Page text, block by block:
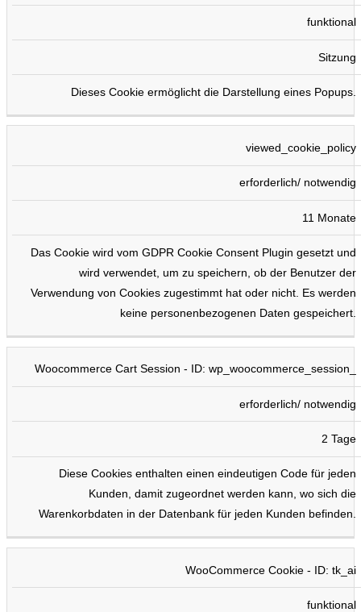
funktional
Sitzung
Dieses Cookie ermöglicht die Darstellung eines Popups.
viewed_cookie_policy
erforderlich/ notwendig
11 Monate
Das Cookie wird vom GDPR Cookie Consent Plugin gesetzt und
wird verwendet, um zu speichern, ob der Benutzer der
Verwendung von Cookies zugestimmt hat oder nicht. Es werden
keine personenbezogenen Daten gespeichert.
Woocommerce Cart Session - ID: wp_woocommerce_session_
erforderlich/ notwendig
2 Tage
Diese Cookies enthalten einen eindeutigen Code für jeden
Kunden, damit zugeordnet werden kann, wo sich die
Warenkorbdaten in der Datenbank für jeden Kunden befinden.
WooCommerce Cookie - ID: tk_ai
funktional